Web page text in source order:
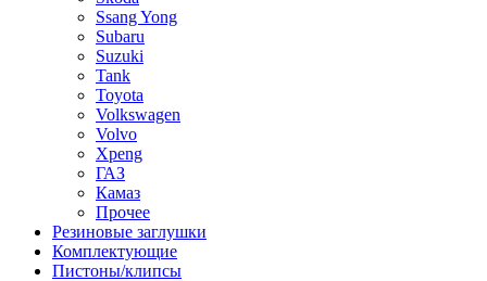
Ssang Yong
Subaru
Suzuki
Tank
Toyota
Volkswagen
Volvo
Xpeng
ГАЗ
Камаз
Прочее
Резиновые заглушки
Комплектующие
Пистоны/клипсы